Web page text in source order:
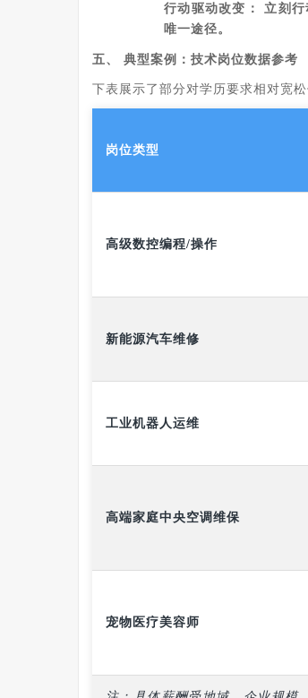
行动驱动改变：
立刻
唯一途径。
五、 典型案例：技术岗位数据参考
下表展示了部分对学历要求相对宽
岗位类型
高级数控编程/操作
新能源汽车维修
工业机器人运维
高端家庭中央空调维保
宠物医疗美容师